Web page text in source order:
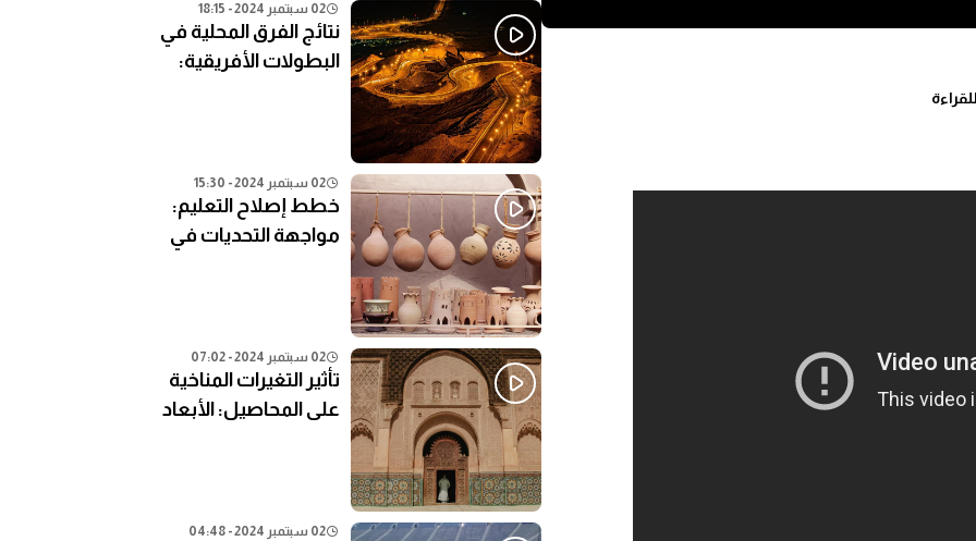
02 سبتمبر 2024 - 18:15
نتائج الفرق المحلية في
البطولات الأفريقية:
02 سبتمبر 2024 - 15:30
خطط إصلاح التعليم:
مواجهة التحديات في
02 سبتمبر 2024 - 07:02
تأثير التغيرات المناخية
على المحاصيل: الأبعاد
02 سبتمبر 2024 - 04:48